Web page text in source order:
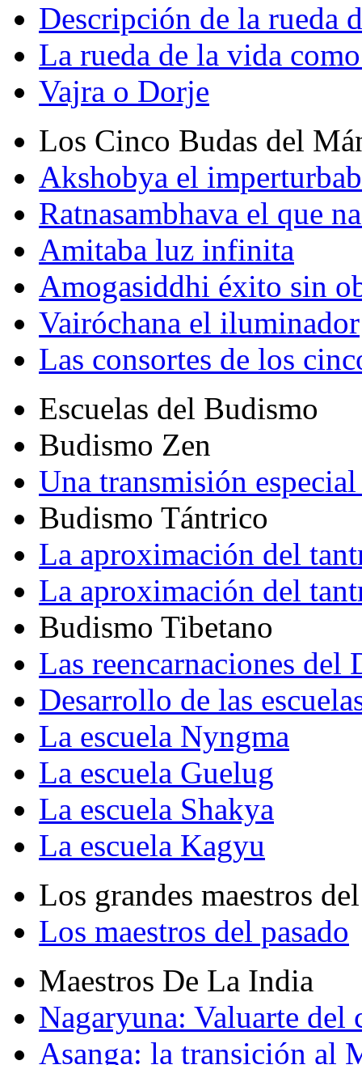
Descripción de la rueda
La rueda de la vida
Vajra o Dorje
Los Cinco Budas del
Akshobya el
Ratnasambhava el que
Amitaba luz infinita
Amogasiddhi éxito sin
Vairóchana el iluminador
Las consortes de los
Escuelas del Budismo
Budismo Zen
Una transmisión
Budismo Tántrico
La aproximación del
La aproximación del
Budismo Tibetano
Las reencarnaciones del
Desarrollo de las
La escuela Nyngma
La escuela Guelug
La escuela Shakya
La escuela Kagyu
Los grandes maestros
Los maestros del pasado
Maestros De La India
Nagaryuna: Valuarte del
Asanga: la transición al